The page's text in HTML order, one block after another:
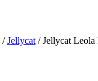
/Jellycat / Jellycat Leola